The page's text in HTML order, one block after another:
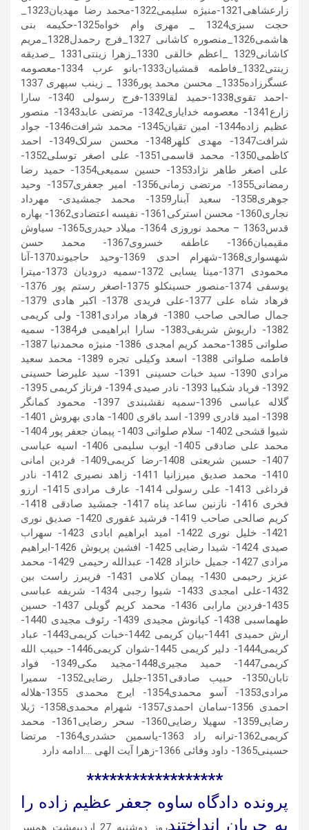
حجت سبزی1324 _ مهری وام خواه1325-حکیمه بنی
هاشمی1326_منصوره کاشانی 1327_فرج رحمدل1328_مریم
کاشانی1329 _اعظم خالقی 1330_زهرا زینتی1331 _صدیقه
زینتی1332_فاطمه قمشیان1333-بانو عرب 1334-معصومه
عسگرزاده1335_ محسن محمد پور1336 _ زینب سپهری 1337
-احمد تقوی1338-حمید لقا1339-فرج رسولی 1340- سارا
زارع1341- معصومه خدایاری1342- مرتضی عابد1343- منصور
عظیم زاده1344- امین تقیان1345- محمد شرافت1346- جواد
شرافت1347- مهدی کلهر1348- محسن سرلک1349- احمد
کاظمی1350- محمد قاسمی1351- علی اصغر توسلی1352-
علی اصغر طاهر نژاد1353- حسین سمیعی1354- حمید رضا
رمضانی1355- مرتضی زمانی1356- امیر جعفری1357- وحید
جوهری1358- سعید آبنار1359- محمد جمشیدی- مهرداد
نجاری1360- محسن استرکی1361- نفیسه اعتضادی1362- بهاره
قدس1363 – محمد نوروزی 1364- میلاد حیدری1365- سیاوش
مقیمیان1366- عاطفه خسروی1367- محمد حسن
شهسواری1368-شهرام احدی 1369-وحید حاجیوند1370-آنا
محمودی 1371-مینا یسایی 1372-سمیه درودیان 1373-میترا
یوسفی 1374-منصور حسینکلو 1375-اصغر رستم پور 1376-
فرهاد شاه علی 1377-علی فریدی 1378- اکبر هادی 1379-
جمال صالحی صاحب 1380- فرهاد مرادی1381- ولی کریمی
1382- داریوش شریفی1383- سارا ابراهیمی فر1384- سمیه
صلواتی 1385-محمد کریم امجدی 1386- منیژه محمدنیا 1387-
فاطمه صلواتی 1388- اسعد وکیلی تجره 1389- محمد سعید
مرادی 1390- سید خبات حسینی 1391- سید علیرضا حسینی
1392- فریاد شکیبا 1393- نادر صیدی 1394- فرناز کریمی 1395-
گلاله عباسی 1396-سمیه نقشبندی 1397- محمود کمانگر
1398- امید قادری 1399- اسد باقری 1400- هادی بهروش 1401-
شیوا قشحی 1402- سلام صلواتی 1403- پیمان جعفر پور 1404-
محمد علی صادقی 1405- ایوب سلیمی 1406- اسیه عباسی
1407- حسین شریعتی 1408-رضا کریمی1409- فردین امانی
1410- محمد صدیق میرزانیا 1411- زاهد نصیری 1412- نادر
قرداغی 1413- علی رسولی 1414- عارف مرادی 1415- ارزو
فخری 1416- نازنین ساعد پناه 1417- جمشید صادقی 1418-
کریم صالحی صاحب 1419- فرشید غفوری 1420- صدیق نوری
1421- خلیل نوری 1422- امید ابراهیم ابادی 1423- سهراب
صیدی 1424- شیدا رضایی 1425- افشین پریوش 1426-ابراهیم
مرادی 1427- جمیل خانزاد 1428- عبدالله رحیمی 1429- محمد
عزیز رحیمی 1430- پیمان کلامی 1431- فریبرز راست بین
1432-علی امجدی 1433- شیوا رجبی 1434- شریفه عباسی
1435-فردین مارابی 1436- محمد کریم گویلی 1437- حسین
طهماسبی 1438- کیانوش مجیدی 1439- رئوف مجیدی 1440-
ارش حمیدی 1441-بیان کریمی 1442-خبات کریمی1443- عباد
کریمی1444- دلیر کریمی 1445-شوان کریمی1446- حبیب الله
کریمی1447- حمید مجیری1448-مجید مکی1349- فواد
تابان1350- حبیب صادقی1351-جلیل رضایی1352- سمیرا
مرادی1353- آسو محمدی1354- ایرج محمدی 1355-هلاله
احمدی 1356-سامان احمدی1357- شهرام محمدی1358- ژیلا
رضایی1359- سهیلا رضایی1360- سحر رضایی1361- محمد
کریمی1362-ترانه راد 1363-یاسمین حشدری1364- مرتضا
حسینی1365- داود وفائی 1366-زهرا آیت الهی ….ادامه دارد
******************
پرونده دادگاه ساوه جعفر عظیم زاده را
به جریان انداختند
روز دوشنبه 27 اردیبهشت همسر